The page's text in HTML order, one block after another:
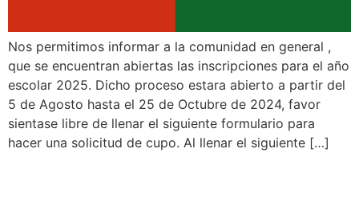
Nos permitimos informar a la comunidad en general ,
que se encuentran abiertas las inscripciones para el año
escolar 2025. Dicho proceso estara abierto a partir del
5 de Agosto hasta el 25 de Octubre de 2024, favor
sientase libre de llenar el siguiente formulario para
hacer una solicitud de cupo. Al llenar el siguiente […]